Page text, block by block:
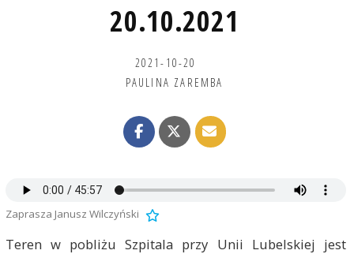
20.10.2021
2021-10-20
PAULINA ZAREMBA
Zaprasza Janusz Wilczyński
Teren w pobliżu Szpitala przy Unii Lubelskiej jest